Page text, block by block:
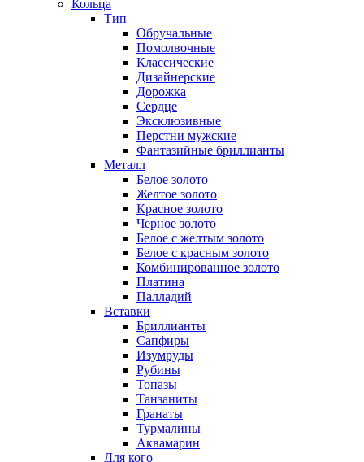
Кольца
Тип
Обручальные
Помолвочные
Классические
Дизайнерские
Дорожка
Сердце
Эксклюзивные
Перстни мужские
Фантазийные бриллианты
Металл
Белое золото
Желтое золото
Красное золото
Черное золото
Белое с желтым золото
Белое с красным золото
Комбинированное золото
Платина
Палладий
Вставки
Бриллианты
Сапфиры
Изумруды
Рубины
Топазы
Танзаниты
Гранаты
Турмалины
Аквамарин
Для кого